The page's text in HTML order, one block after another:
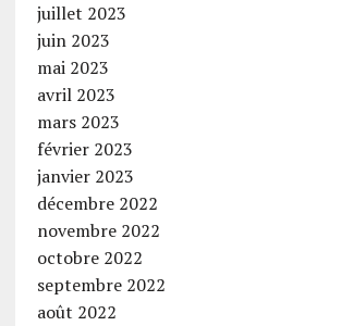
juillet 2023
juin 2023
mai 2023
avril 2023
mars 2023
février 2023
janvier 2023
décembre 2022
novembre 2022
octobre 2022
septembre 2022
août 2022